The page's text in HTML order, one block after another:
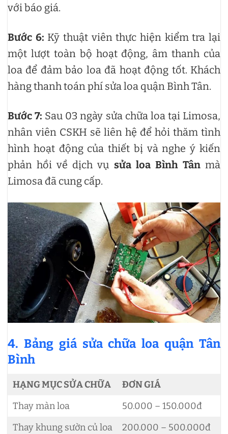
với báo giá.
Bước 6: Kỹ thuật viên thực hiện kiểm tra lại
một lượt toàn bộ hoạt động, âm thanh của
loa để đảm bảo loa đã hoạt động tốt. Khách
hàng thanh toán phí sửa loa quận Bình Tân.
Bước 7: Sau 03 ngày sửa chữa loa tại Limosa,
nhân viên CSKH sẽ liên hệ để hỏi thăm tình
hình hoạt động của thiết bị và nghe ý kiến
phản hồi về dịch vụ sửa loa Bình Tânmà
Limosa đã cung cấp.
4. Bảng giá sửa chữa loa quận Tân
Bình
HẠNG MỤC SỬA CHỮA
ĐƠN GIÁ
Thay màn loa
50.000 – 150.000đ
Thay khung sườn củ loa
200.000 – 500.000đ